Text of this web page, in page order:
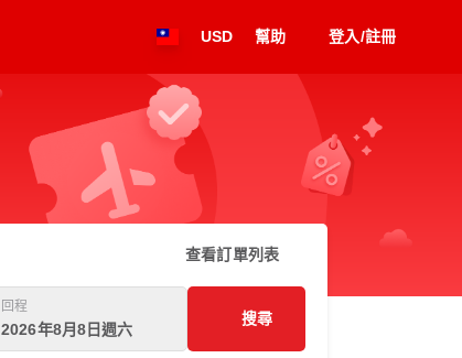
USD 幫助 登入/註冊
查看訂單列表
回程
2026年8月8日週六
搜尋